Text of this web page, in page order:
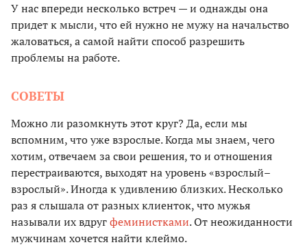
У нас впереди несколько встреч — и однажды она
придет к мысли, что ей нужно не мужу на начальство
жаловаться, а самой найти способ разрешить
проблемы на работе.
СОВЕТЫ
Можно ли разомкнуть этот круг? Да, если мы
вспомним, что уже взрослые. Когда мы знаем, чего
хотим, отвечаем за свои решения, то и отношения
перестраиваются, выходят на уровень «взрослый–
взрослый». Иногда к удивлению близких. Несколько
раз я слышала от разных клиенток, что мужья
называли их вдругфеминистками. От неожиданности
мужчинам хочется найти клеймо.